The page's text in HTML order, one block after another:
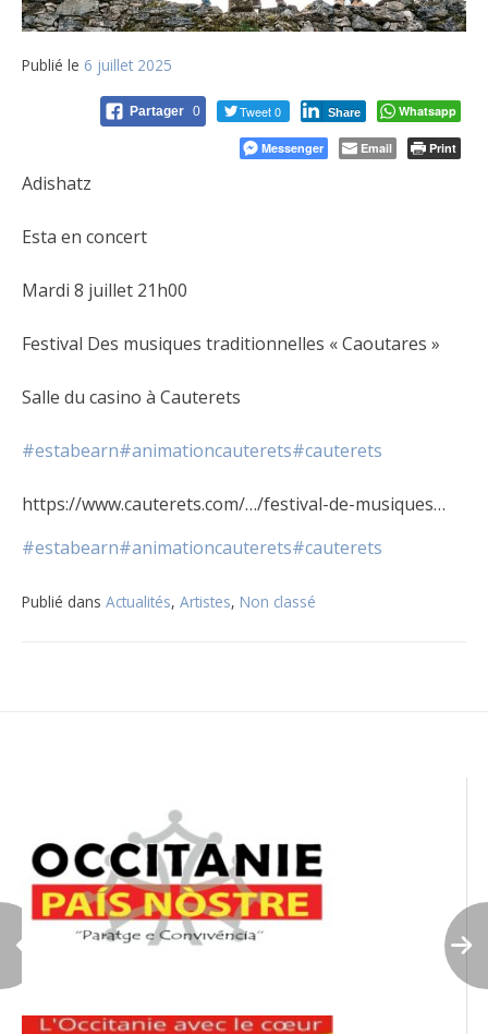
Publié le 6 juillet 2025
Partager 0 Tweet 0 Share Whatsapp
Messenger Email Print
Adishatz
Esta en concert
Mardi 8 juillet 21h00
Festival Des musiques traditionnelles « Caoutares »
Salle du casino à Cauterets
#estabearn#animationcauterets#cauterets
https://www.cauterets.com/…/festival-de-musiques…
#estabearn#animationcauterets#cauterets
Publié dans Actualités, Artistes, Non classé